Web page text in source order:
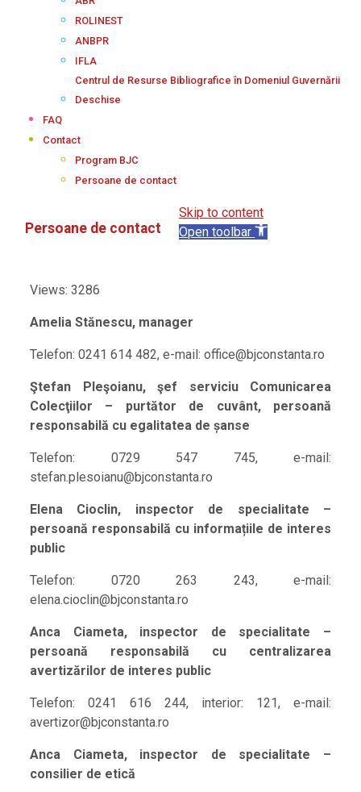
ROLINEST
ANBPR
IFLA
Centrul de Resurse Bibliografice în Domeniul Guvernării
Deschise
FAQ
Contact
Program BJC
Persoane de contact
Persoane de contact
Views: 3286
Amelia Stănescu, manager
Telefon: 0241 614 482, e-mail: office@bjconstanta.ro
Ştefan Pleşoianu, şef serviciu Comunicarea
Colecţiilor – purtător de cuvânt, persoană
responsabilă cu egalitatea de șanse
Telefon: 0729 547 745, e-mail:
stefan.plesoianu@bjconstanta.ro
Elena Cioclin, inspector de specialitate –
persoană responsabilă cu informațiile de interes
public
Telefon: 0720 263 243, e-mail:
elena.cioclin@bjconstanta.ro
Anca Ciameta, inspector de specialitate –
persoană responsabilă cu centralizarea
avertizărilor de interes public
Telefon: 0241 616 244, interior: 121, e-mail:
avertizor@bjconstanta.ro
Anca Ciameta, inspector de specialitate –
consilier de etică
Skip to content
Open toolbar